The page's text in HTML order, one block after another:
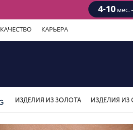
4-10мес.
КАЧЕСТВО КАРЬЕРА
ИЗДЕЛИЯ ИЗ ЗОЛОТА ИЗДЕЛИЯ ИЗ